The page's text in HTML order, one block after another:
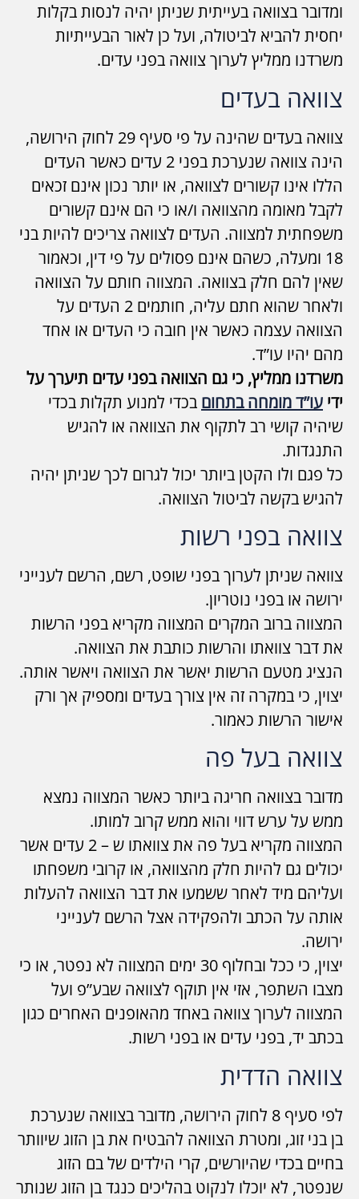
ומדובר בצוואה בעייתית שניתן יהיה לנסות בקלות
יחסית להביא לביטולה, ועל כן לאור הבעייתיות
משרדנו ממליץ לערוך צוואה בפני עדים.
צוואה בעדים
צוואה בעדים שהינה על פי סעיף 29 לחוק הירושה,
הינה צוואה שנערכת בפני 2 עדים כאשר העדים
הללו אינו קשורים לצוואה, או יותר נכון אינם זכאים
לקבל מאומה מהצוואה ו/או כי הם אינם קשורים
משפחתית למצווה. העדים לצוואה צריכים להיות בני
18 ומעלה, כשהם אינם פסולים על פי דין, וכאמור
שאין להם חלק בצוואה. המצווה חותם על הצוואה
ולאחר שהוא חתם עליה, חותמים 2 העדים על
הצוואה עצמה כאשר אין חובה כי העדים או אחד
מהם יהיו עו”ד.
משרדנו ממליץ, כי גם הצוואה בפני עדים תיערך על
ידי עו”ד מומחה בתחום בכדי למנוע תקלות בכדי
שיהיה קושי רב לתקוף את הצוואה או להגיש
התנגדות.
כל פגם ולו הקטן ביותר יכול לגרום לכך שניתן יהיה
להגיש בקשה לביטול הצוואה.
צוואה בפני רשות
צוואה שניתן לערוך בפני שופט, רשם, הרשם לענייני
ירושה או בפני נוטריון.
המצווה ברוב המקרים המצווה מקריא בפני הרשות
את דבר צוואתו והרשות כותבת את הצוואה.
הנציג מטעם הרשות יאשר את הצוואה ויאשר אותה.
יצוין, כי במקרה זה אין צורך בעדים ומספיק אך ורק
אישור הרשות כאמור.
צוואה בעל פה
מדובר בצוואה חריגה ביותר כאשר המצווה נמצא
ממש על ערש דווי והוא ממש קרוב למותו.
המצווה מקריא בעל פה את צוואתו ש – 2 עדים אשר
יכולים גם להיות חלק מהצוואה, או קרובי משפחתו
ועליהם מיד לאחר ששמעו את דבר הצוואה להעלות
אותה על הכתב ולהפקידה אצל הרשם לענייני
ירושה.
יצוין, כי ככל ובחלוף 30 ימים המצווה לא נפטר, או כי
מצבו השתפר, אזי אין תוקף לצוואה שבע”פ ועל
המצווה לערוך צוואה באחד מהאופנים האחרים כגון
בכתב יד, בפני עדים או בפני רשות.
צוואה הדדית
לפי סעיף 8 לחוק הירושה, מדובר בצוואה שנערכת
בן בני זוג, ומטרת הצוואה להבטיח את בן הזוג שיוותר
בחיים בכדי שהיורשים, קרי הילדים של בם הזוג
שנפטר, לא יוכלו לנקוט בהליכים כנגד בן הזוג שנותר